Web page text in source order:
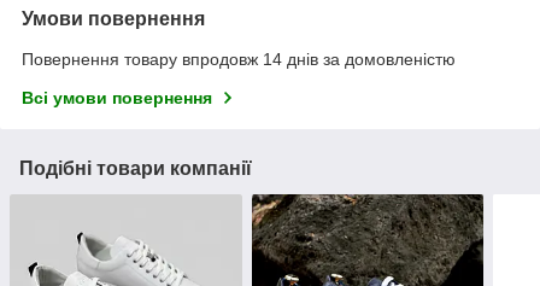
Умови повернення
Повернення товару впродовж 14 днів за домовленістю
Всі умови повернення
Подібні товари компанії